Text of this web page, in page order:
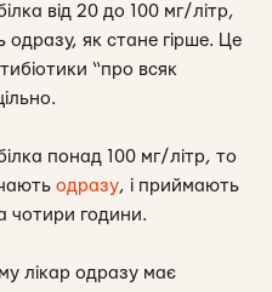
від 20 до 100 мг/літр,
як стане гірше. Це
“про всяк
понад 100 мг/літр, то
одразу, і приймають
чотири години.
лікар одразу має